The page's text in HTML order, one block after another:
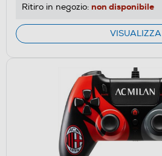
Ritiro in negozio: non disponibile
VISUALIZZA